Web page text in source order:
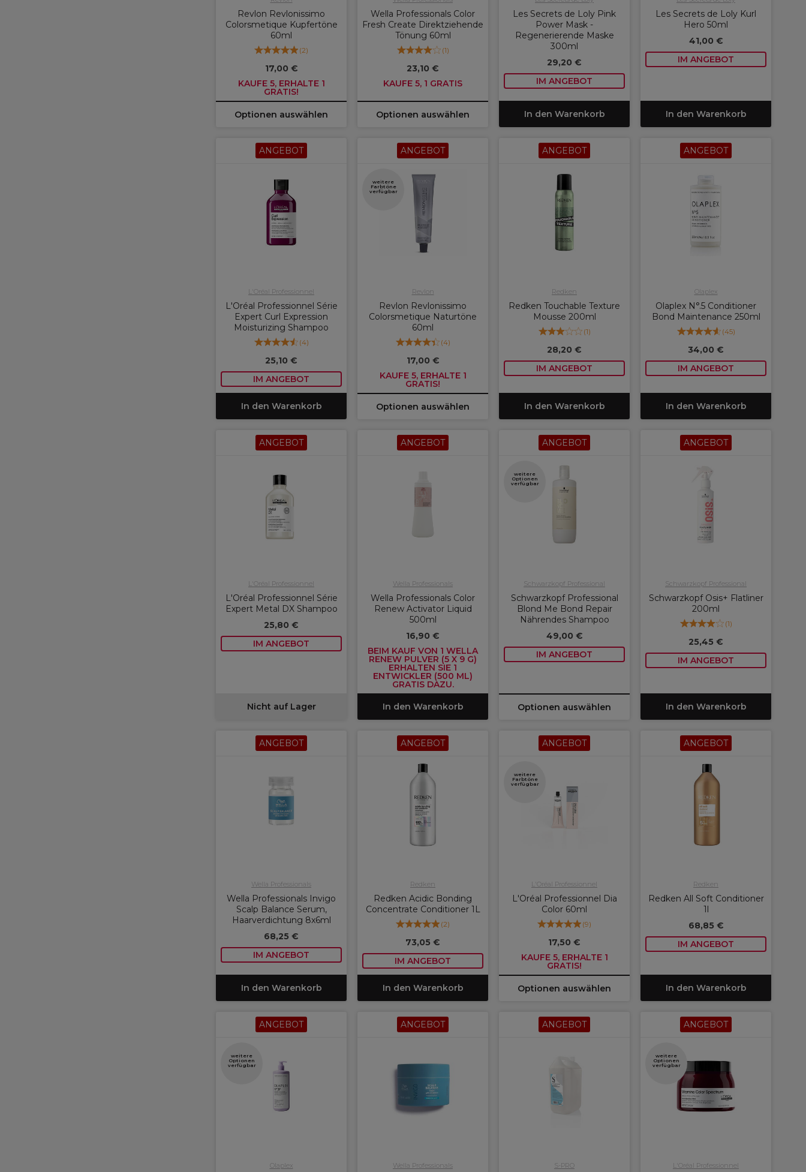
Revlon Revlonissimo
Colorsmetique Kupfertöne
60ml
(2)
17,00 €
KAUFE 5, ERHALTE 1
GRATIS!
Optionen auswählen
Wella Professionals Color
Fresh Create Direktziehende
Tönung 60ml
(1)
23,10 €
KAUFE 5, 1 GRATIS
Optionen auswählen
Les Secrets de Loly Pink
Power Mask -
Regenerierende Maske
300ml
29,20 €
IM ANGEBOT
In den Warenkorb
Les Secrets de Loly Kurl
Hero 50ml
41,00 €
IM ANGEBOT
In den Warenkorb
ANGEBOT
L'Oréal Professionnel
L'Oréal Professionnel Série
Expert Curl Expression
Moisturizing Shampoo
(4)
25,10 €
IM ANGEBOT
In den Warenkorb
ANGEBOT
weitere
Farbtöne
verfügbar
Revlon
Revlon Revlonissimo
Colorsmetique Naturtöne
60ml
(4)
17,00 €
KAUFE 5, ERHALTE 1
GRATIS!
Optionen auswählen
ANGEBOT
Redken
Redken Touchable Texture
Mousse 200ml
(1)
28,20 €
IM ANGEBOT
In den Warenkorb
ANGEBOT
Olaplex
Olaplex N°.5 Conditioner
Bond Maintenance 250ml
(45)
34,00 €
IM ANGEBOT
In den Warenkorb
ANGEBOT
L'Oréal Professionnel
L'Oréal Professionnel Série
Expert Metal DX Shampoo
25,80 €
IM ANGEBOT
Nicht auf Lager
ANGEBOT
Wella Professionals
Wella Professionals Color
Renew Activator Liquid
500ml
16,90 €
BEIM KAUF VON 1 WELLA
RENEW PULVER (5 X 9 G)
ERHALTEN SIE 1
ENTWICKLER (500 ML)
GRATIS DAZU.
In den Warenkorb
ANGEBOT
weitere
Optionen
verfügbar
Schwarzkopf Professional
Schwarzkopf Professional
Blond Me Bond Repair
Nährendes Shampoo
49,00 €
IM ANGEBOT
Optionen auswählen
ANGEBOT
Schwarzkopf Professional
Schwarzkopf Osis+ Flatliner
200ml
(1)
25,45 €
IM ANGEBOT
In den Warenkorb
ANGEBOT
Wella Professionals
Wella Professionals Invigo
Scalp Balance Serum,
Haarverdichtung 8x6ml
68,25 €
IM ANGEBOT
In den Warenkorb
ANGEBOT
Redken
Redken Acidic Bonding
Concentrate Conditioner 1L
(2)
73,05 €
IM ANGEBOT
In den Warenkorb
ANGEBOT
weitere
Farbtöne
verfügbar
L'Oréal Professionnel
L'Oréal Professionnel Dia
Color 60ml
(9)
17,50 €
KAUFE 5, ERHALTE 1
GRATIS!
Optionen auswählen
ANGEBOT
Redken
Redken All Soft Conditioner
1l
68,85 €
IM ANGEBOT
In den Warenkorb
ANGEBOT
weitere
Optionen
verfügbar
Olaplex
ANGEBOT
Wella Professionals
ANGEBOT
S-PRO
ANGEBOT
weitere
Optionen
verfügbar
L'Oréal Professionnel